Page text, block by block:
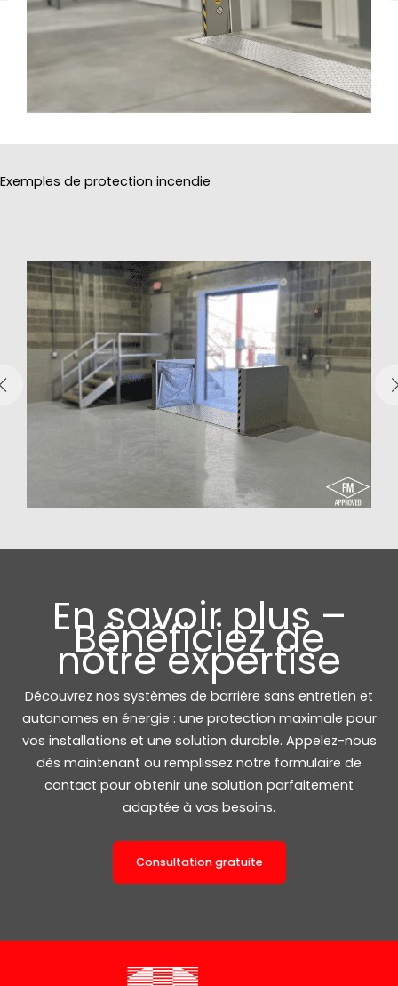
Exemples de protection incendie
En savoir plus –
Bénéficiez de
notre expertise
Découvrez nos systèmes de barrière sans entretien et
autonomes en énergie : une protection maximale pour
vos installations et une solution durable. Appelez-nous
dès maintenant ou remplissez notre formulaire de
contact pour obtenir une solution parfaitement
adaptée à vos besoins.
Consultation gratuite